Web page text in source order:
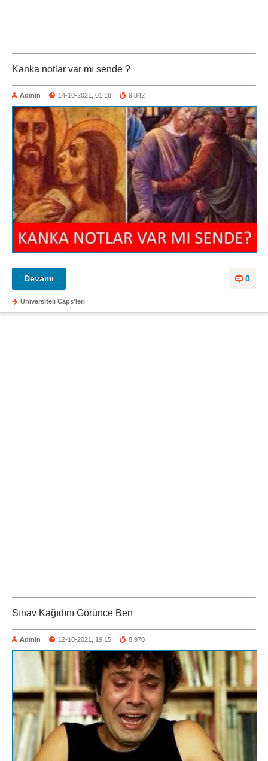
Kanka notlar var mı sende ?
Admin 14-10-2021, 01:18 9 842
0
Devamı
Üniversiteli Caps'leri
Sınav Kağıdını Görünce Ben
Admin 12-10-2021, 19:15 8 970